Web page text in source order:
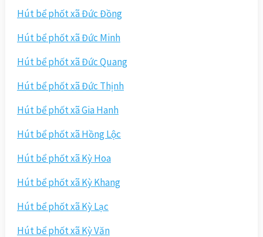
Hút bể phốt xã Đức Đồng
Hút bể phốt xã Đức Minh
Hút bể phốt xã Đức Quang
Hút bể phốt xã Đức Thịnh
Hút bể phốt xã Gia Hanh
Hút bể phốt xã Hồng Lộc
Hút bể phốt xã Kỳ Hoa
Hút bể phốt xã Kỳ Khang
Hút bể phốt xã Kỳ Lạc
Hút bể phốt xã Kỳ Văn